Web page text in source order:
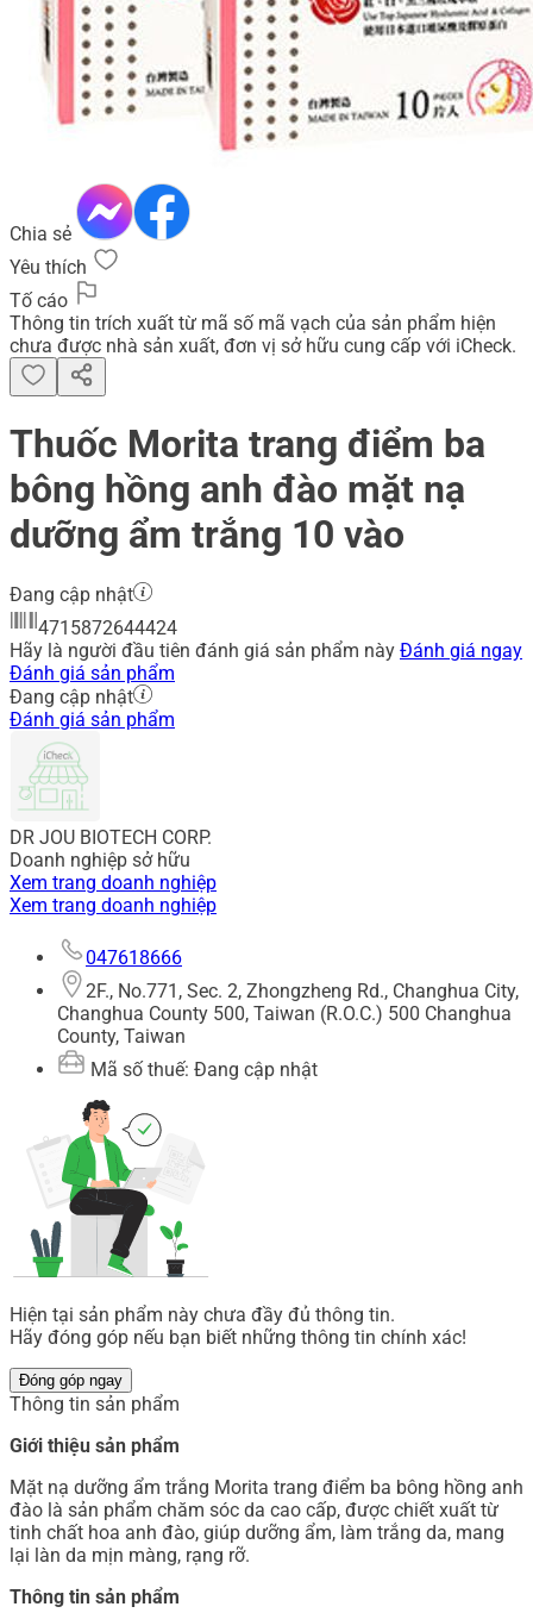
Chia sẻ
Yêu thích
Tố cáo
Thông tin trích xuất từ mã số mã vạch của sản phẩm hiện
chưa được nhà sản xuất, đơn vị sở hữu cung cấp với iCheck.
Thuốc Morita trang điểm ba
bông hồng anh đào mặt nạ
dưỡng ẩm trắng 10 vào
Đang cập nhật
4715872644424
Hãy là người đầu tiên đánh giá sản phẩm này Đánh giá ngay
Đánh giá sản phẩm
Đang cập nhật
Đánh giá sản phẩm
DR JOU BIOTECH CORP.
Doanh nghiệp sở hữu
Xem trang doanh nghiệp
Xem trang doanh nghiệp
047618666
2F., No.771, Sec. 2, Zhongzheng Rd., Changhua City,
Changhua County 500, Taiwan (R.O.C.) 500 Changhua
County, Taiwan
Mã số thuế: Đang cập nhật
Hiện tại sản phẩm này chưa đầy đủ thông tin.
Hãy đóng góp nếu bạn biết những thông tin chính xác!
Đóng góp ngay
Thông tin sản phẩm
Giới thiệu sản phẩm
Mặt nạ dưỡng ẩm trắng Morita trang điểm ba bông hồng anh
đào là sản phẩm chăm sóc da cao cấp, được chiết xuất từ
tinh chất hoa anh đào, giúp dưỡng ẩm, làm trắng da, mang
lại làn da mịn màng, rạng rỡ.
Thông tin sản phẩm